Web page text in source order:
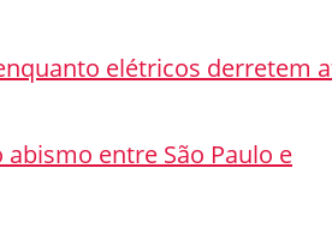
elétricos derretem
abismo entre São Paulo e